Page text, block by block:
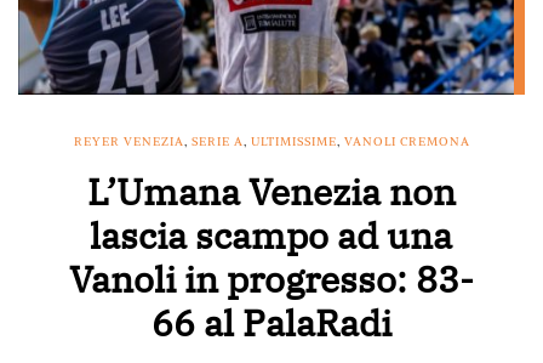
REYER VENEZIA, SERIE A, ULTIMISSIME, VANOLI CREMONA
L’Umana Venezia non
lascia scampo ad una
Vanoli in progresso: 83-
66 al PalaRadi